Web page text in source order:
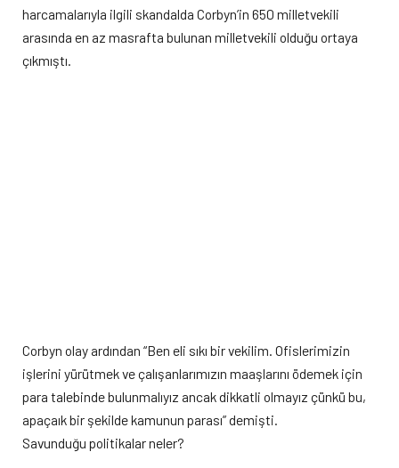
harcamalarıyla ilgili skandalda Corbyn’in 650 milletvekili
arasında en az masrafta bulunan milletvekili olduğu ortaya
çıkmıştı.
Corbyn olay ardından “Ben eli sıkı bir vekilim. Ofislerimizin
işlerini yürütmek ve çalışanlarımızın maaşlarını ödemek için
para talebinde bulunmalıyız ancak dikkatli olmayız çünkü bu,
apaçaık bir şekilde kamunun parası” demişti.
Savunduğu politikalar neler?